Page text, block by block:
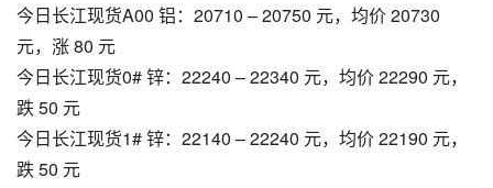
今日长江现货A00 铝：20710 – 20750 元，均价 20730
元，涨 80 元​
今日长江现货0# 锌：22240 – 22340 元，均价 22290 元，
跌 50 元​
今日长江现货1# 锌：22140 – 22240 元，均价 22190 元，
跌 50 元​